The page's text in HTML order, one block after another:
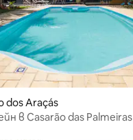
dos Araçás
в Casarão das Palmeiras